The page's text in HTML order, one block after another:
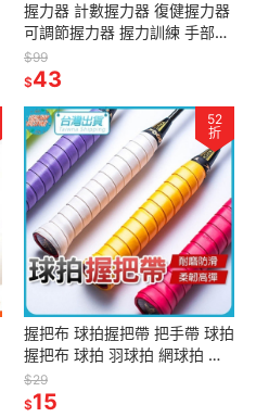
握力器 計數握力器 復健握力器
可調節握力器 握力訓練 手部鍛
鍊 健身 復健 運動 可計數握力
器 訓練用握力器
$99
$43
52
折
握把布 球拍握把帶 把手帶 球拍
握把布 球拍 羽球拍 網球拍 球
拍纏繞帶 球拍帶 纏繞帶 健身
運動 體育
$29
$15